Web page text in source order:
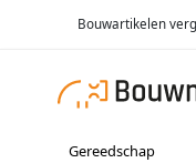
Bouwartikelen
Gereedschap